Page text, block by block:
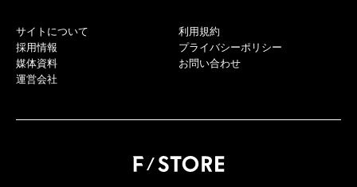
サイトについて
採用情報
媒体資料
運営会社
利用規約
プライバシーポリシー
お問い合わせ